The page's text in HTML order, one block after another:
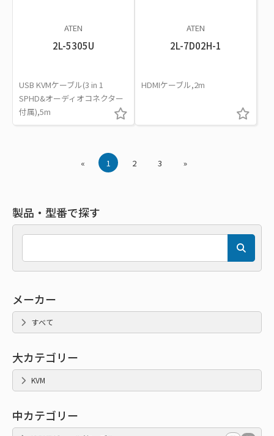
ATEN
2L-5305U
USB KVMケーブル(3 in 1
SPHD&オーディオコネクター
付属),5m
ATEN
2L-7D02H-1
HDMIケーブル,2m
« 1 2 3 »
製品・型番で探す
メーカー
すべて
大カテゴリー
KVM
中カテゴリー